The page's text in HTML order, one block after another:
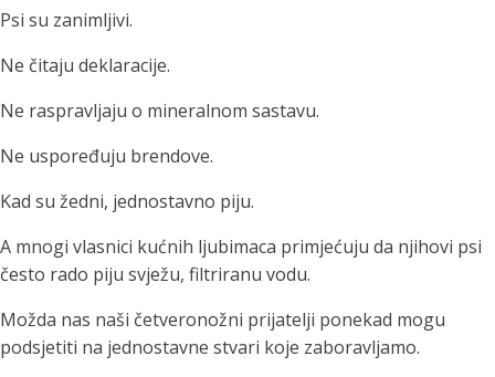
Psi su zanimljivi.
Ne čitaju deklaracije.
Ne raspravljaju o mineralnom sastavu.
Ne uspoređuju brendove.
Kad su žedni, jednostavno piju.
A mnogi vlasnici kućnih ljubimaca primjećuju da njihovi psi
često rado piju svježu, filtriranu vodu.
Možda nas naši četveronožni prijatelji ponekad mogu
podsjetiti na jednostavne stvari koje zaboravljamo.